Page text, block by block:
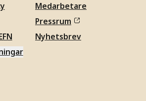
Medarbetare
Pressrum
Nyhetsbrev